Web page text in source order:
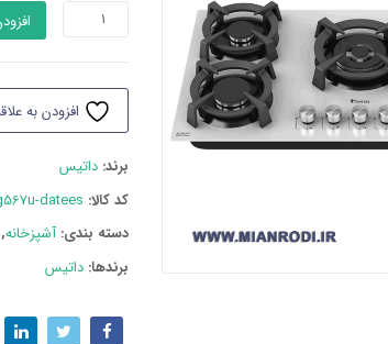
اجاق
مدل
DG-
Ultra
عدد
افزودن به
برند: داتیس
کد کالا: datees
دسته بند‌ی:آشپزخانه,
برندها: داتیس